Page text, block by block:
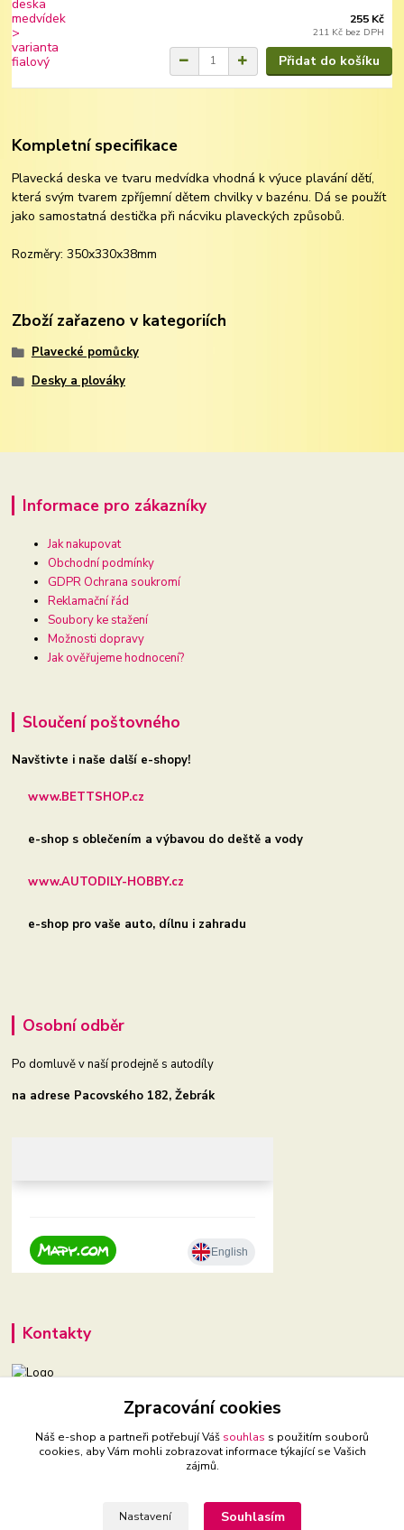
255 Kč
211 Kč bez DPH
Přidat do košíku
Kompletní specifikace
Plavecká deska ve tvaru medvídka vhodná k výuce plavání dětí,
která svým tvarem zpříjemní dětem chvilky v bazénu. Dá se použít
jako samostatná destička při nácviku plaveckých způsobů.
Rozměry: 350x330x38mm
Zboží zařazeno v kategoriích
Plavecké pomůcky
Desky a plováky
Informace pro zákazníky
Jak nakupovat
Obchodní podmínky
GDPR Ochrana soukromí
Reklamační řád
Soubory ke stažení
Možnosti dopravy
Jak ověřujeme hodnocení?
Sloučení poštovného
Navštivte i naše další e-shopy!
www.BETTSHOP.cz
e-shop s oblečením a výbavou do deště a vody
www.AUTODILY-HOBBY.cz
e-shop pro vaše auto, dílnu i zahradu
Osobní odběr
Po domluvě v naší prodejně s autodíly
na adrese Pacovského 182, Žebrák
Kontakty
+420 604 921 321
babyveci@babyveci.cz
Zpracování cookies
Náš e-shop a partneři potřebují Váš souhlas s použitím souborů
cookies, aby Vám mohli zobrazovat informace týkající se Vašich
zájmů.
Nastavení Souhlasím